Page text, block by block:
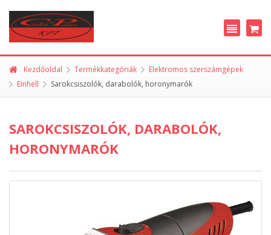
Kezdőoldal Termékkategóriák
Elektromos szerszámgépek
Einhell
Sarokcsiszolók, darabolók, horonymarók
SAROKCSISZOLÓK, DARABOLÓK,
HORONYMARÓK